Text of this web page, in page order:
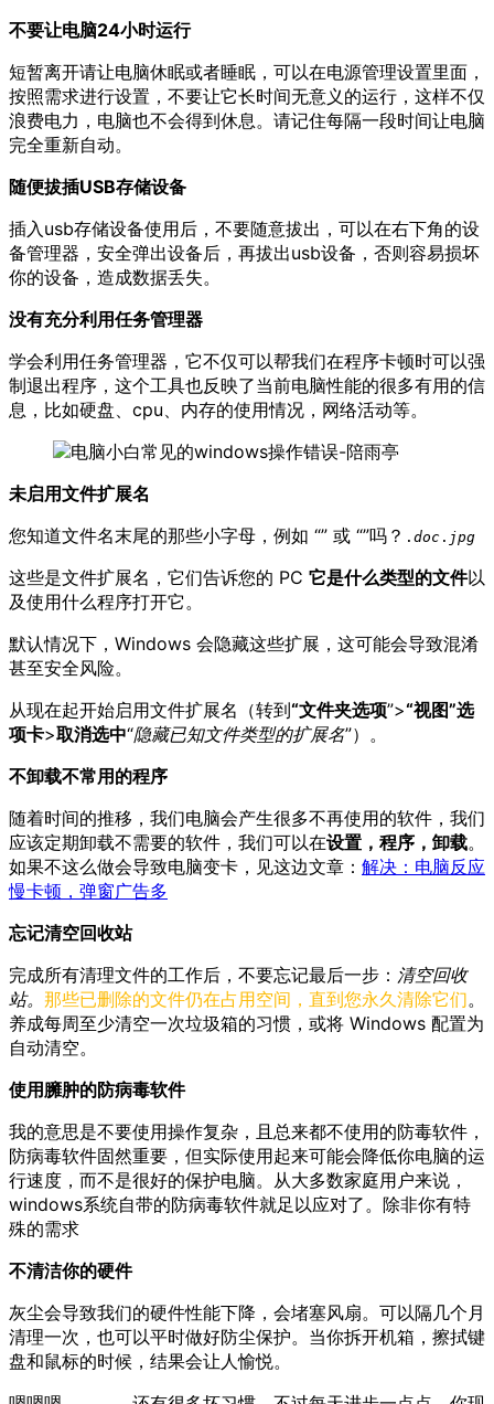
不要让电脑24小时运行
短暂离开请让电脑休眠或者睡眠，可以在电源管理设置里面，
按照需求进行设置，不要让它长时间无意义的运行，这样不仅
浪费电力，电脑也不会得到休息。请记住每隔一段时间让电脑
完全重新自动。
随便拔插USB存储设备
插入usb存储设备使用后，不要随意拔出，可以在右下角的设
备管理器，安全弹出设备后，再拔出usb设备，否则容易损坏
你的设备，造成数据丢失。
没有充分利用任务管理器
学会利用任务管理器，它不仅可以帮我们在程序卡顿时可以强
制退出程序，这个工具也反映了当前电脑性能的很多有用的信
息，比如硬盘、cpu、内存的使用情况，网络活动等。
未启用文件扩展名
您知道文件名末尾的那些小字母，例如 “” 或 “”吗？ . doc . jpg
这些是文件扩展名，它们告诉您的 PC 它是什么类型的文件以
及使用什么程序打开它。
默认情况下，Windows 会隐藏这些扩展，这可能会导致混淆
甚至安全风险。
从现在起开始启用文件扩展名（转到“文件夹选项”>“视图”选
项卡>取消选中“隐藏已知文件类型的扩展名”）。
不卸载不常用的程序
随着时间的推移，我们电脑会产生很多不再使用的软件，我们
应该定期卸载不需要的软件，我们可以在设置，程序，卸载。
如果不这么做会导致电脑变卡，见这边文章： 解决：电脑反应
慢卡顿，弹窗广告多
忘记清空回收站
完成所有清理文件的工作后，不要忘记最后一步： 清空回收
站。 那些已删除的文件仍在占用空间，直到您永久清除它们。
养成每周至少清空一次垃圾箱的习惯，或将 Windows 配置为
自动清空。
使用臃肿的防病毒软件
我的意思是不要使用操作复杂，且总来都不使用的防毒软件，
防病毒软件固然重要，但实际使用起来可能会降低你电脑的运
行速度，而不是很好的保护电脑。从大多数家庭用户来说，
windows系统自带的防病毒软件就足以应对了。除非你有特
殊的需求
不清洁你的硬件
灰尘会导致我们的硬件性能下降，会堵塞风扇。可以隔几个月
清理一次，也可以平时做好防尘保护。当你拆开机箱，擦拭键
盘和鼠标的时候，结果会让人愉悦。